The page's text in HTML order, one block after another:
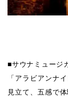
■サウナミュージ
「アラビアンナ
見立て、五感で